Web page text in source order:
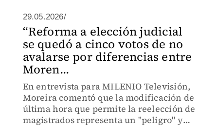
29.05.2026/
“Reforma a elección judicial
se quedó a cinco votos de no
avalarse por diferencias entre
Moren...
En entrevista para MILENIO Televisión,
Moreira comentó que la modificación de
última hora que permite la reelección de
magistrados representa un "peligro" y